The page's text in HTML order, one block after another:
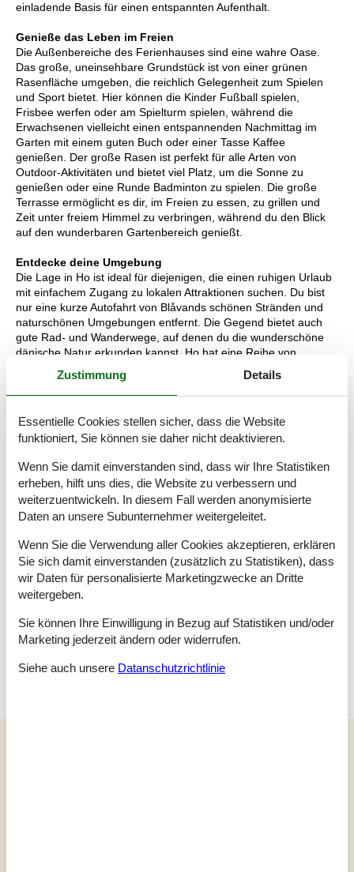
einladende Basis für einen entspannten Aufenthalt.
Genieße das Leben im Freien
Die Außenbereiche des Ferienhauses sind eine wahre Oase.
Das große, uneinsehbare Grundstück ist von einer grünen
Rasenfläche umgeben, die reichlich Gelegenheit zum Spielen
und Sport bietet. Hier können die Kinder Fußball spielen,
Frisbee werfen oder am Spielturm spielen, während die
Erwachsenen vielleicht einen entspannenden Nachmittag im
Garten mit einem guten Buch oder einer Tasse Kaffee
genießen. Der große Rasen ist perfekt für alle Arten von
Outdoor-Aktivitäten und bietet viel Platz, um die Sonne zu
genießen oder eine Runde Badminton zu spielen. Die große
Terrasse ermöglicht es dir, im Freien zu essen, zu grillen und
Zeit unter freiem Himmel zu verbringen, während du den Blick
auf den wunderbaren Gartenbereich genießt.
Entdecke deine Umgebung
Die Lage in Ho ist ideal für diejenigen, die einen ruhigen Urlaub
mit einfachem Zugang zu lokalen Attraktionen suchen. Du bist
nur eine kurze Autofahrt von Blåvands schönen Stränden und
naturschönen Umgebungen entfernt. Die Gegend bietet auch
gute Rad- und Wanderwege, auf denen du die wunderschöne
dänische Natur erkunden kannst. Ho hat eine Reihe von
charmanten Geschäften und lokalen Restaurants zu bieten, in
denen du leckere Mahlzeiten genießen und Einkäufe für die
Ferienküche tätigen kannst. Für diejenigen, die weiter erkunden
Erlebnissen und Attraktionen.
ausleihen kannst. Du kannst sie direkt bei uns im Büro abholen
und nach deinem Urlaub wieder zurückbringen.
Raumaufteilung
Schlafzimmer
Doppelbett - 140 x 200cm
Schlafzimmer
Etagenbett - 80 x 200cm
Schlafzimmer
Doppelbett - 140 x 200cm
Zustimmung Details
Essentielle Cookies stellen sicher, dass die Website
funktioniert, Sie können sie daher nicht deaktivieren.
Wenn Sie damit einverstanden sind, dass wir Ihre Statistiken
erheben, hilft uns dies, die Website zu verbessern und
weiterzuentwickeln. In diesem Fall werden anonymisierte
Daten an unsere Subunternehmer weitergeleitet.
Wenn Sie die Verwendung aller Cookies akzeptieren, erklären
Sie sich damit einverstanden (zusätzlich zu Statistiken), dass
wir Daten für personalisierte Marketingzwecke an Dritte
weitergeben.
Sie können Ihre Einwilligung in Bezug auf Statistiken und/oder
Marketing jederzeit ändern oder widerrufen.
Siehe auch unsere Datanschutzrichtlinie